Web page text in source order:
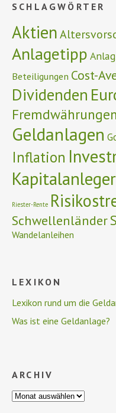
SCHLAGWÖRTER
Aktien
Anlagetipp
Beteiligungen Cost-
Dividenden
Fremdwährungen
Geldanlagen
Inflation
Kapitalanleger
Riester-Rente
Schwellenländer
Wandelanleihen
LEXIKON
Lexikon rund um die
Was ist eine Geldanlage?
ARCHIV